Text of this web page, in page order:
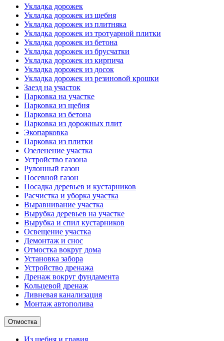
Укладка дорожек
Укладка дорожек из щебня
Укладка дорожек из плитняка
Укладка дорожек из тротуарной плитки
Укладка дорожек из бетона
Укладка дорожек из брусчатки
Укладка дорожек из кирпича
Укладка дорожек из досок
Укладка дорожек из резиновой крошки
Заезд на участок
Парковка на участке
Парковка из щебня
Парковка из бетона
Парковка из дорожных плит
Экопарковка
Парковка из плитки
Озеленение участка
Устройство газона
Рулонный газон
Посевной газон
Посадка деревьев и кустарников
Расчистка и уборка участка
Выравнивание участка
Вырубка деревьев на участке
Вырубка и спил кустарников
Освещение участка
Демонтаж и снос
Отмостка вокруг дома
Установка забора
Устройство дренажа
Дренаж вокруг фундамента
Кольцевой дренаж
Ливневая канализация
Монтаж автополива
Отмостка
Из щебня и гравия